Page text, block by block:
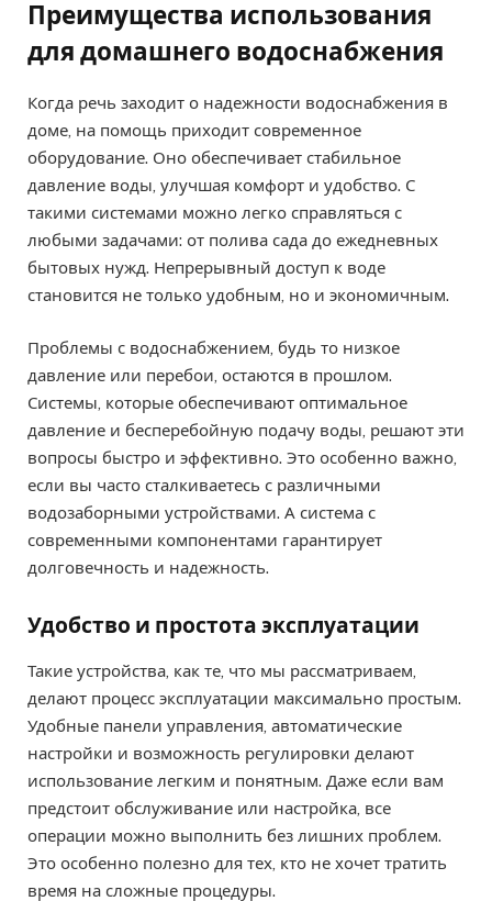
Преимущества использования
для домашнего водоснабжения
Когда речь заходит о надежности водоснабжения в
доме, на помощь приходит современное
оборудование. Оно обеспечивает стабильное
давление воды, улучшая комфорт и удобство. С
такими системами можно легко справляться с
любыми задачами: от полива сада до ежедневных
бытовых нужд. Непрерывный доступ к воде
становится не только удобным, но и экономичным.
Проблемы с водоснабжением, будь то низкое
давление или перебои, остаются в прошлом.
Системы, которые обеспечивают оптимальное
давление и бесперебойную подачу воды, решают эти
вопросы быстро и эффективно. Это особенно важно,
если вы часто сталкиваетесь с различными
водозаборными устройствами. А система с
современными компонентами гарантирует
долговечность и надежность.
Удобство и простота эксплуатации
Такие устройства, как те, что мы рассматриваем,
делают процесс эксплуатации максимально простым.
Удобные панели управления, автоматические
настройки и возможность регулировки делают
использование легким и понятным. Даже если вам
предстоит обслуживание или настройка, все
операции можно выполнить без лишних проблем.
Это особенно полезно для тех, кто не хочет тратить
время на сложные процедуры.